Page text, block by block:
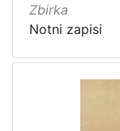
Zbirka
Notni zapisi